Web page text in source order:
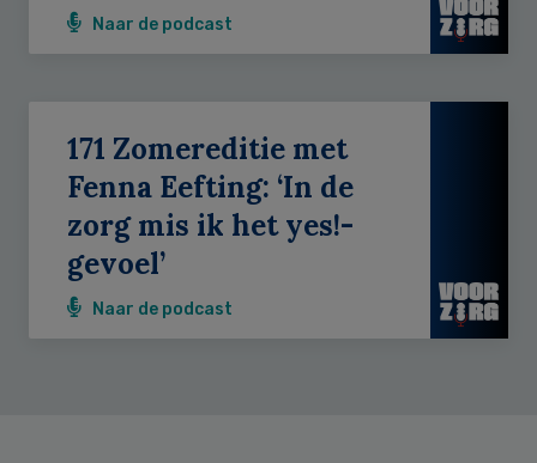
Naar de podcast
171 Zomereditie met
Fenna Eefting: ‘In de
zorg mis ik het yes!-
gevoel’
Naar de podcast